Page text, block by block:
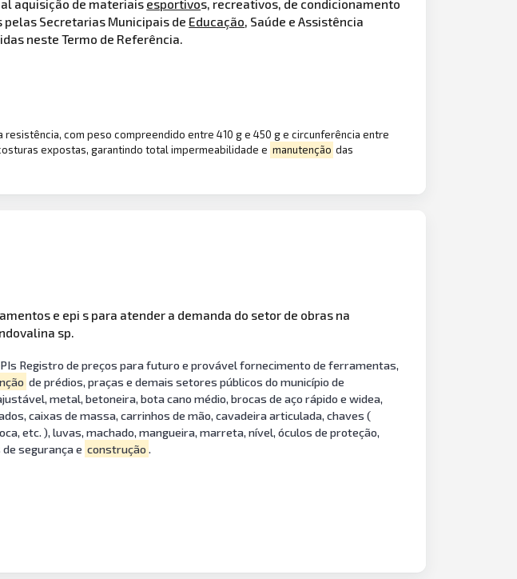
aquisição de materiais esportivos, recreativos, de condicionamento
Secretarias Municipais de Educação, Saúde e Assistência
neste Termo de Referência.
resistência, com peso compreendido entre 410 g e 450 g e circunferência entre
expostas, garantindo total impermeabilidade e manutenção das
e epi s para atender a demanda do setor de obras na
sp.
Registro de preços para futuro e provável fornecimento de ferramentas,
de prédios, praças e demais setores públicos do município de
metal, betoneira, bota cano médio, brocas de aço rápido e widea,
caixas de massa, carrinhos de mão, cavadeira articulada, chaves (
etc. ), luvas, machado, mangueira, marreta, nível, óculos de proteção,
segurança e construção .